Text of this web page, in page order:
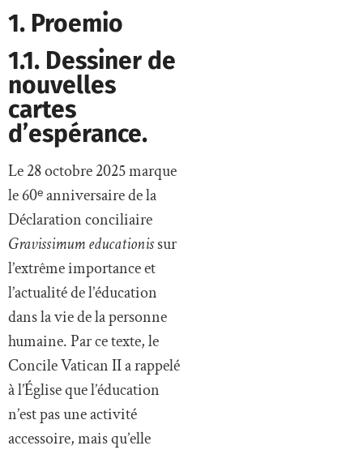
1. Proemio
1.1. Dessiner de
nouvelles
cartes
d’espérance.
Le 28 octobre 2025 marque
le 60ᵉ anniversaire de la
Déclaration conciliaire
Gravissimum educationissur
l’extrême importance et
l’actualité de l’éducation
dans la vie de la personne
humaine. Par ce texte, le
Concile Vatican II a rappelé
à l’Église que l’éducation
n’est pas une activité
accessoire, mais qu’elle